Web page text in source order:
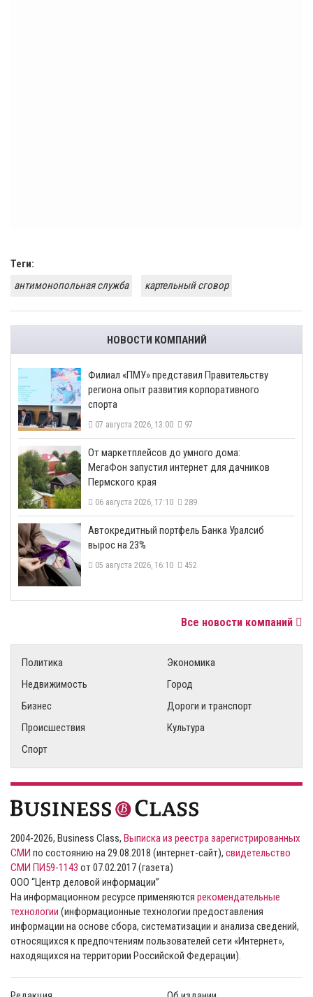
Теги:
антимонопольная служба
картельный сговор
НОВОСТИ КОМПАНИЙ
​Филиал «ПМУ» представил Правительству
региона опыт развития корпоративного
спорта
07 августа 2026, 13:00 97
От маркетплейсов до умного дома:
МегаФон запустил интернет для дачников
Пермского края
06 августа 2026, 17:10 289
​Автокредитный портфель Банка Уралсиб
вырос на 23%
05 августа 2026, 16:10 452
Все новости компаний
Политика
Экономика
Недвижимость
Город
Бизнес
Дороги и транспорт
Происшествия
Культура
Спорт
2004-2026, Business Class, Выписка из реестра зарегистрированных
СМИ по состоянию на 29.08.2018 (интернет-сайт), свидетельство
СМИ ПИ59-1143 от 07.02.2017 (газета)
ООО “Центр деловой информации”
На информационном ресурсе применяются рекомендательные
технологии (информационные технологии предоставления
информации на основе сбора, систематизации и анализа сведений,
относящихся к предпочтениям пользователей сети «Интернет»,
находящихся на территории Российской Федерации).